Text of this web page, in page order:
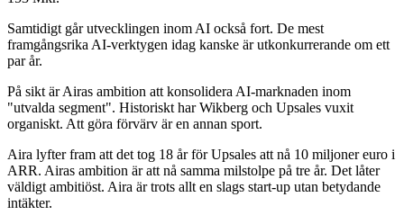
Samtidigt går utvecklingen inom AI också fort. De mest
framgångsrika AI-verktygen idag kanske är utkonkurrerande om ett
par år.
På sikt är Airas ambition att konsolidera AI-marknaden inom
"utvalda segment". Historiskt har Wikberg och Upsales vuxit
organiskt. Att göra förvärv är en annan sport.
Aira lyfter fram att det tog 18 år för Upsales att nå 10 miljoner euro i
ARR. Airas ambition är att nå samma milstolpe på tre år. Det låter
väldigt ambitiöst. Aira är trots allt en slags start-up utan betydande
intäkter.